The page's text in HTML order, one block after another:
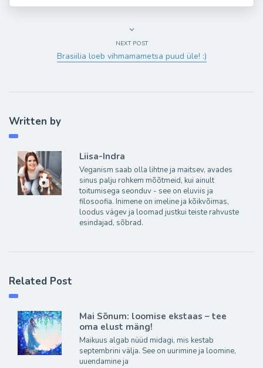
NEXT POST
Brasiilia loeb vihmamametsa puud üle! :)
Written by
Liisa-Indra
Veganism saab olla lihtne ja maitsev, avades
sinus palju rohkem mõõtmeid, kui ainult
toitumisega seonduv - see on eluviis ja
filosoofia. Inimene on imeline ja kõikvõimas,
loodus vägev ja loomad justkui teiste rahvuste
esindajad, sõbrad.
Related Post
Mai Sõnum: loomise ekstaas – tee
oma elust mäng!
Maikuus algab nüüd midagi, mis kestab
septembrini välja. See on uurimine ja loomine,
uuendamine ja